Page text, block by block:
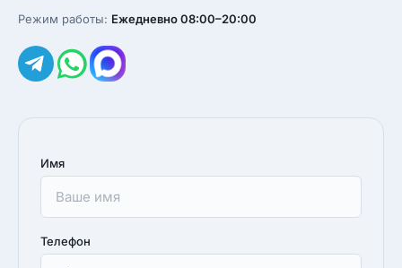
Режим работы: Ежедневно 08:00–20:00
Имя
Телефон